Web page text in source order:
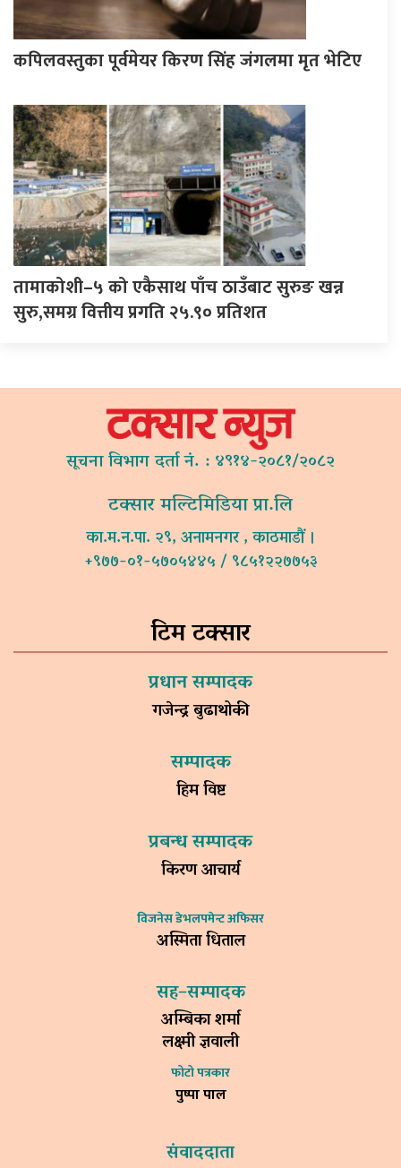
कपिलवस्तुका पूर्वमेयर किरण सिंह जंगलमा मृत भेटिए
तामाकोशी–५ को एकैसाथ पाँच ठाउँबाट सुरुङ खन्न
सुरु,समग्र वित्तीय प्रगति २५.९० प्रतिशत
सूचना विभाग दर्ता नं. : ४९१४-२०८१/२०८२
टक्सार मल्टिमिडिया प्रा.लि
का.म.न.पा. २९, अनामनगर , काठमाडौं ।
+९७७-०१-५७०५४४५ / ९८५१२२७७५३
टिम टक्सार
प्रधान सम्पादक
गजेन्द्र बुढाथोकी
सम्पादक
हिम विष्ट
प्रबन्ध सम्पादक
किरण आचार्य
विजनेस डेभलपमेन्ट अफिसर
अस्मिता धिताल
सह–सम्पादक
अम्बिका शर्मा
लक्ष्मी ज्ञवाली
फोटो पत्रकार
पुष्पा पाल
संवाददाता